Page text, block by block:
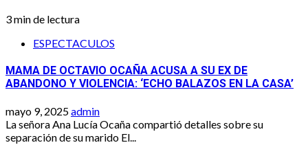
3 min de lectura
ESPECTACULOS
MAMA DE OCTAVIO OCAÑA ACUSA A SU EX DE
ABANDONO Y VIOLENCIA: ‘ECHO BALAZOS EN LA CASA’
mayo 9, 2025admin
La señora Ana Lucía Ocaña compartió detalles sobre su
separación de su marido El...